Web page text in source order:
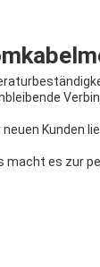
Kunden
es zur